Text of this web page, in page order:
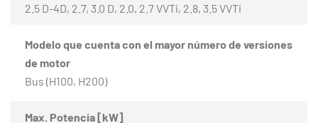
2.5 D-4D, 2.7, 3.0 D, 2.0, 2.7 VVTi, 2.8, 3.5 VVTi
Modelo que cuenta con el mayor número de versiones
de motor
Bus (H100, H200)
Max. Potencia [kW]